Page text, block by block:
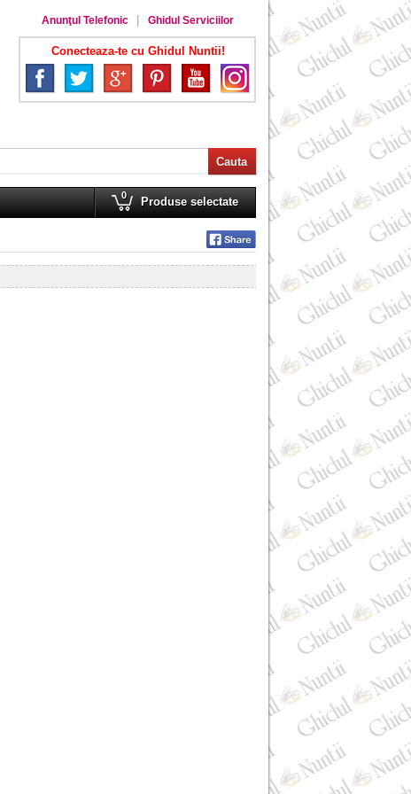
Anunţul Telefonic Ghidul Serviciilor
Conecteaza-te cu Ghidul Nuntii!
0 Produse selectate